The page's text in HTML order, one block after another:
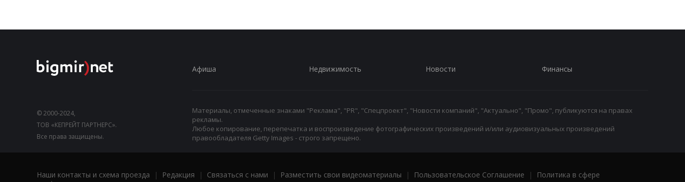
© 2000-2024,
ТОВ «КЕПРЕЙТ ПАРТНЕРС».
Все права защищены.
Афиша Недвижимость Новости Финансы
Материалы, отмеченные знаками "Реклама", "PR", "Спецпроект", "Новости компаний", "Актуально", "Промо", публикуются на правах
рекламы.
Любое копирование, перепечатка и воспроизведение фотографических произведений и/или аудиовизуальных произведений
правообладателя Getty Images - строго запрещено.
Наши контакты и схема проезда | Редакция | Связаться с нами | Разместить свои видеоматериалы | Пользовательское Соглашение |
Политика в сфере